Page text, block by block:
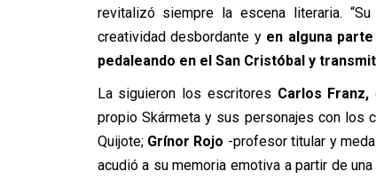
revitalizó siempre la escena literaria.
creatividad desbordante y en alguna
pedaleando en el San Cristóbal y
La siguieron los escritores Carlos Franz,
propio Skármeta y sus personajes con los
Quijote; Grínor Rojo -profesor titular y
acudió a su memoria emotiva a partir de